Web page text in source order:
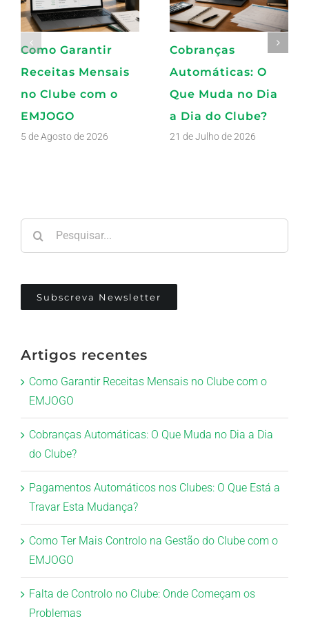
Como Garantir
Receitas Mensais
no Clube com o
EMJOGO
5 de Agosto de 2026
Cobranças
Automáticas: O
Que Muda no Dia
a Dia do Clube?
21 de Julho de 2026
Subscreva Newsletter
Artigos recentes
Como Garantir Receitas Mensais no Clube com o
EMJOGO
Cobranças Automáticas: O Que Muda no Dia a Dia
do Clube?
Pagamentos Automáticos nos Clubes: O Que Está a
Travar Esta Mudança?
Como Ter Mais Controlo na Gestão do Clube com o
EMJOGO
Falta de Controlo no Clube: Onde Começam os
Problemas